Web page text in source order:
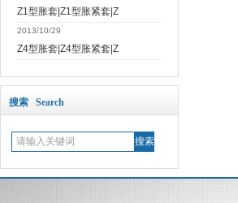
Z1型胀套|Z1型胀紧套|Z
2013/10/29
Z4型胀套|Z4型胀紧套|Z
搜索 Search